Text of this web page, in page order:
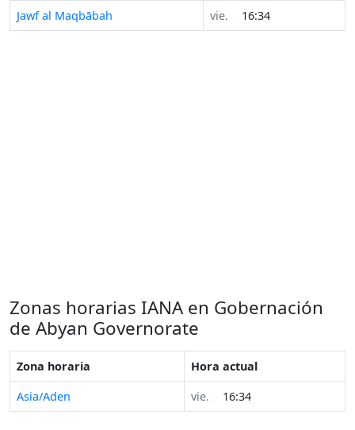
Jawf al Maqbābah
vie. 16:34
Zonas horarias IANA en Gobernación
de Abyan Governorate
Zona horaria
Hora actual
Asia/Aden
vie. 16:34